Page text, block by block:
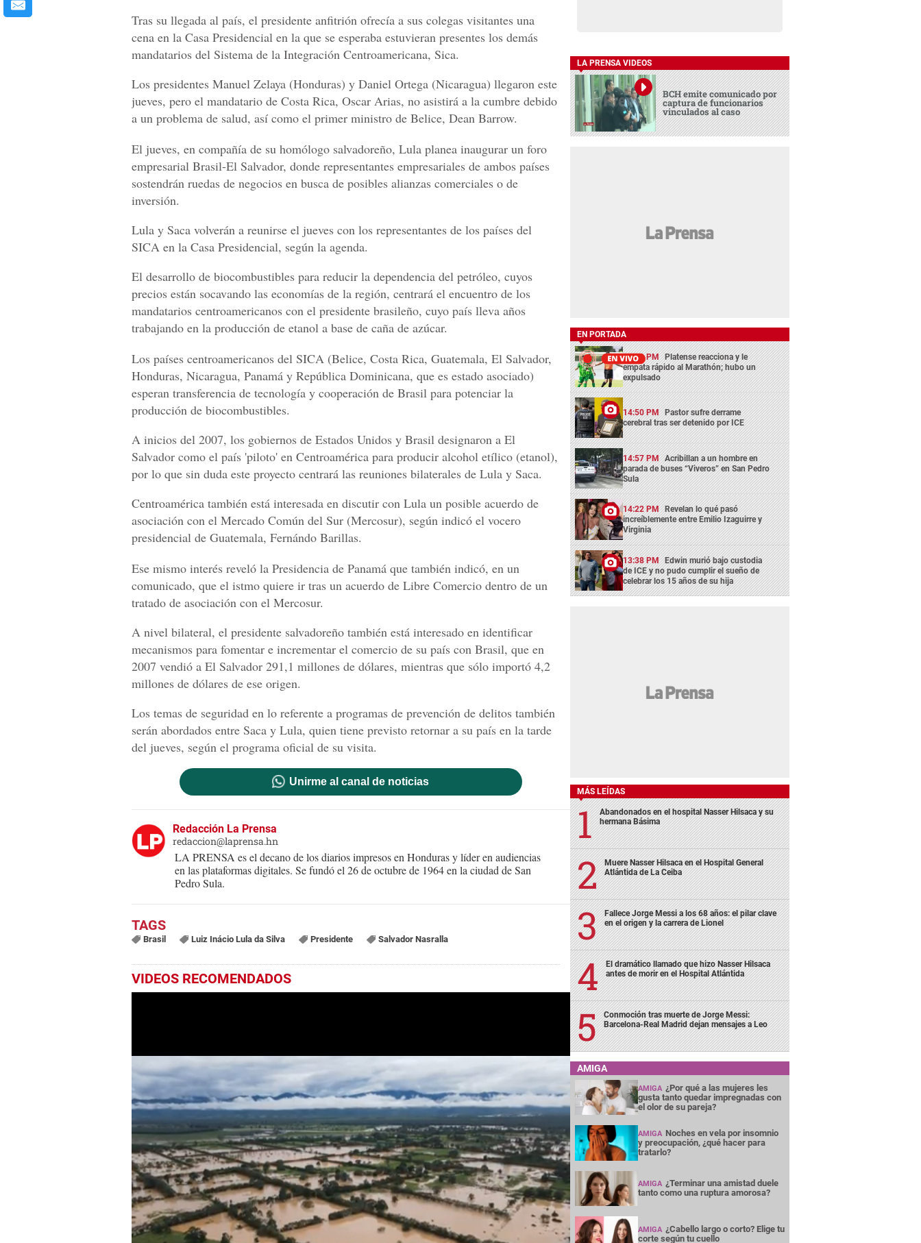
Tras su llegada al país, el presidente anfitrión ofrecía a sus colegas visitantes una
cena en la Casa Presidencial en la que se esperaba estuvieran presentes los demás
mandatarios del Sistema de la Integración Centroamericana, Sica.
Los presidentes Manuel Zelaya (Honduras) y Daniel Ortega (Nicaragua) llegaron este
jueves, pero el mandatario de Costa Rica, Oscar Arias, no asistirá a la cumbre debido
a un problema de salud, así como el primer ministro de Belice, Dean Barrow.
El jueves, en compañía de su homólogo salvadoreño, Lula planea inaugurar un foro
empresarial Brasil-El Salvador, donde representantes empresariales de ambos países
sostendrán ruedas de negocios en busca de posibles alianzas comerciales o de
inversión.
Lula y Saca volverán a reunirse el jueves con los representantes de los países del
SICA en la Casa Presidencial, según la agenda.
El desarrollo de biocombustibles para reducir la dependencia del petróleo, cuyos
precios están socavando las economías de la región, centrará el encuentro de los
mandatarios centroamericanos con el presidente brasileño, cuyo país lleva años
trabajando en la producción de etanol a base de caña de azúcar.
Los países centroamericanos del SICA (Belice, Costa Rica, Guatemala, El Salvador,
Honduras, Nicaragua, Panamá y República Dominicana, que es estado asociado)
esperan transferencia de tecnología y cooperación de Brasil para potenciar la
producción de biocombustibles.
A inicios del 2007, los gobiernos de Estados Unidos y Brasil designaron a El
Salvador como el país 'piloto' en Centroamérica para producir alcohol etílico (etanol),
por lo que sin duda este proyecto centrará las reuniones bilaterales de Lula y Saca.
Centroamérica también está interesada en discutir con Lula un posible acuerdo de
asociación con el Mercado Común del Sur (Mercosur), según indicó el vocero
presidencial de Guatemala, Fernándo Barillas.
Ese mismo interés reveló la Presidencia de Panamá que también indicó, en un
comunicado, que el istmo quiere ir tras un acuerdo de Libre Comercio dentro de un
tratado de asociación con el Mercosur.
A nivel bilateral, el presidente salvadoreño también está interesado en identificar
mecanismos para fomentar e incrementar el comercio de su país con Brasil, que en
2007 vendió a El Salvador 291,1 millones de dólares, mientras que sólo importó 4,2
millones de dólares de ese origen.
Los temas de seguridad en lo referente a programas de prevención de delitos también
serán abordados entre Saca y Lula, quien tiene previsto retornar a su país en la tarde
del jueves, según el programa oficial de su visita.
Unirme al canal de noticias
Redacción La Prensa
redaccion@laprensa.hn
LA PRENSA es el decano de los diarios impresos en Honduras y líder en audiencias
en las plataformas digitales. Se fundó el 26 de octubre de 1964 en la ciudad de San
Pedro Sula.
Brasil Luiz Inácio Lula da Silva Presidente Salvador Nasralla
VIDEOS RECOMENDADOS
LA PRENSA VIDEOS
BCH emite comunicado por
captura de funcionarios
vinculados al caso
EN PORTADA
13:12 PM Platense reacciona y le
empata rápido al Marathón; hubo un
expulsado
14:50 PM Pastor sufre derrame
cerebral tras ser detenido por ICE
14:57 PM Acribillan a un hombre en
parada de buses “Viveros” en San Pedro
Sula
14:22 PM Revelan lo qué pasó
increíblemente entre Emilio Izaguirre y
Virginia
13:38 PM Edwin murió bajo custodia
de ICE y no pudo cumplir el sueño de
celebrar los 15 años de su hija
MÁS LEÍDAS
Abandonados en el hospital Nasser Hilsaca y su
hermana Básima
Muere Nasser Hilsaca en el Hospital General
Atlántida de La Ceiba
Fallece Jorge Messi a los 68 años: el pilar clave
en el origen y la carrera de Lionel
El dramático llamado que hizo Nasser Hilsaca
antes de morir en el Hospital Atlántida
Conmoción tras muerte de Jorge Messi:
Barcelona-Real Madrid dejan mensajes a Leo
AMIGA
AMIGA ¿Por qué a las mujeres les
gusta tanto quedar impregnadas con
el olor de su pareja?
AMIGA Noches en vela por insomnio
y preocupación, ¿qué hacer para
tratarlo?
AMIGA ¿Terminar una amistad duele
tanto como una ruptura amorosa?
AMIGA ¿Cabello largo o corto? Elige tu
corte según tu cuello